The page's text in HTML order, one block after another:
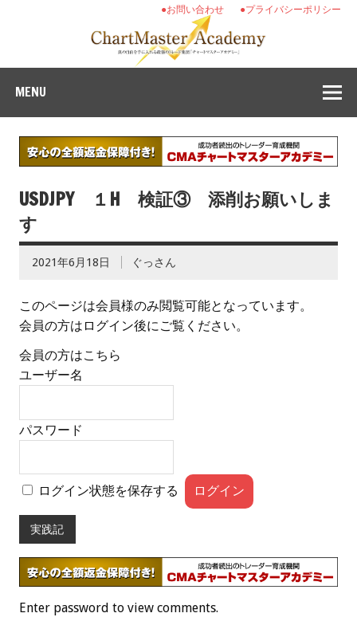
●プライバシーポリシー
●お問い合わせ
MENU
USDJPY １H 検証③ 添削お願いしま
す
2021年6月18日 ぐっさん
このページは会員様のみ閲覧可能となっています。
会員の方はログイン後にご覧ください。
会員の方はこちら
ユーザー名
パスワード
ログイン状態を保存する
実践記
Enter password to view comments.